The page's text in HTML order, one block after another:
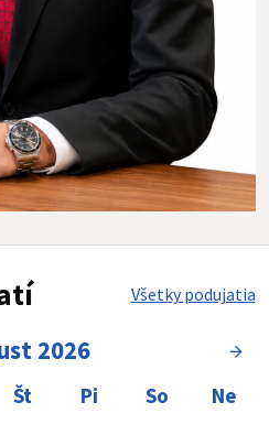
Všetky podujatia
Oblasť výsledkov
2026
Št Pi So Ne